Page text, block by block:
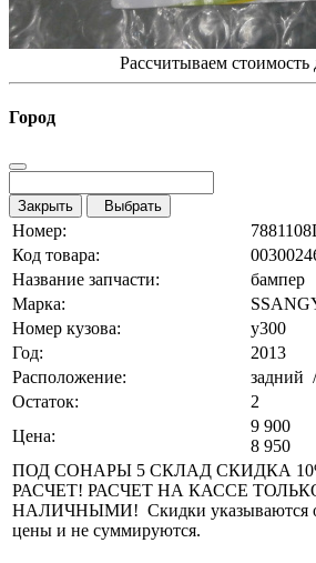
Рассчитываем стоимость
Город
Закрыть Выбрать
Номер:
Код товара:
Название запчасти:
бампер
Марка:
Номер кузова:
y300
Год:
2013
Расположение:
Остаток:
2
Цена:
9 900
8 950
ПОД СОНАРЫ 5 СКЛАД СКИДКА
РАСЧЕТ! РАСЧЕТ НА КАССЕ
НАЛИЧНЫМИ! Скидки указываются
цены и не суммируются.